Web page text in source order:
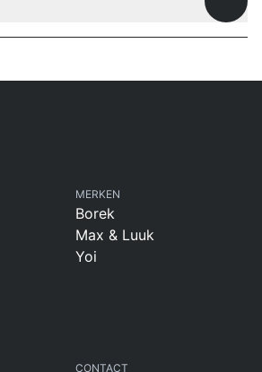
MERKEN
Borek
Max & Luuk
Yoi
CONTACT